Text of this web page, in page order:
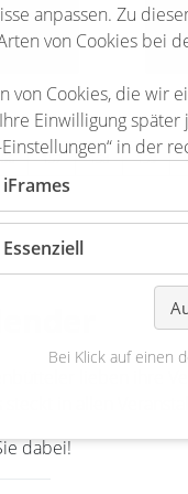
157 158 159
lieben ihre
in allen
dabei!
anpassen. Zu
von Cookies bei
von Cookies, die wir
Einwilligung
Einstellungen“ in der
iFrames
Essenziell
Bei Klick auf einen